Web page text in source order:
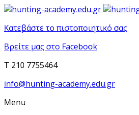
Κατεβάστε το πιστοποιητικό σας
Βρείτε μας στο Facebook
T 210 7755464
info@hunting-academy.edu.gr
Menu